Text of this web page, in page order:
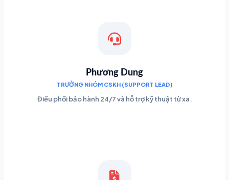
Phương Dung
TRƯỞNG NHÓM CSKH (SUPPORT LEAD)
Điều phối bảo hành 24/7 và hỗ trợ kỹ thuật từ xa.